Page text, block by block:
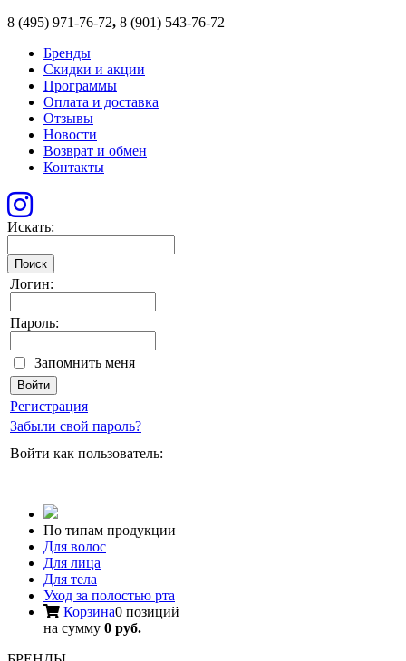
8 (495) 971-76-72, 8 (901) 543-76-72
Бренды
Скидки и акции
Программы
Оплата и доставка
Отзывы
Новости
Возврат и обмен
Контакты
Искать:
Поиск
Логин:
Пароль:
Запомнить меня
Регистрация
Забыли свой пароль?
Войти как пользователь:
По типам продукции
Для волос
Для лица
Для тела
Уход за полостью рта
Корзина0 позиций
на сумму 0 руб.